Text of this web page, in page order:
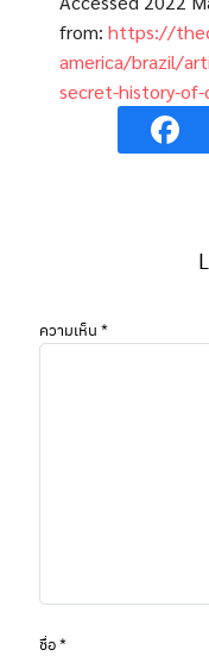
from: https://
america/brazil/
secret-history-
ความเห็น *
ชื่อ*